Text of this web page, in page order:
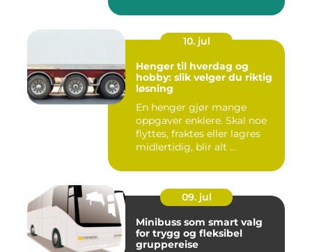
10. jul
Henger til hverdag og
hobby: slik velger du riktig
løsning
En henger gjør mange
oppgaver enklere. Skal noe
flyttes, fraktes eller lagres
midlertidig, blir alt ...
09. jul
Minibuss som smart valg
for trygg og fleksibel
gruppereise